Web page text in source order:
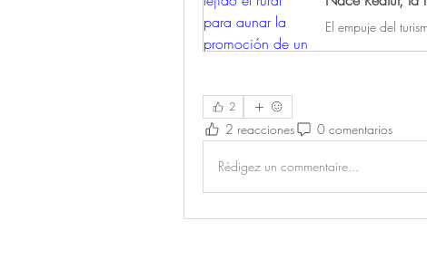
2
2 reacciones 0 comentarios
Rédigez un commentaire...